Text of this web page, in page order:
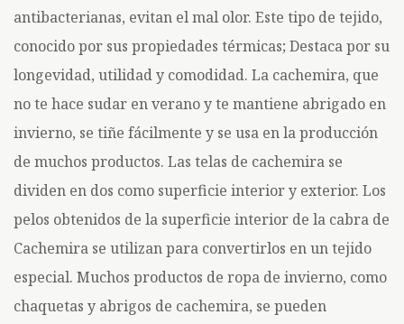
antibacterianas, evitan el mal olor. Este tipo de tejido,
conocido por sus propiedades térmicas; Destaca por su
longevidad, utilidad y comodidad. La cachemira, que
no te hace sudar en verano y te mantiene abrigado en
invierno, se tiñe fácilmente y se usa en la producción
de muchos productos. Las telas de cachemira se
dividen en dos como superficie interior y exterior. Los
pelos obtenidos de la superficie interior de la cabra de
Cachemira se utilizan para convertirlos en un tejido
especial. Muchos productos de ropa de invierno, como
chaquetas y abrigos de cachemira, se pueden